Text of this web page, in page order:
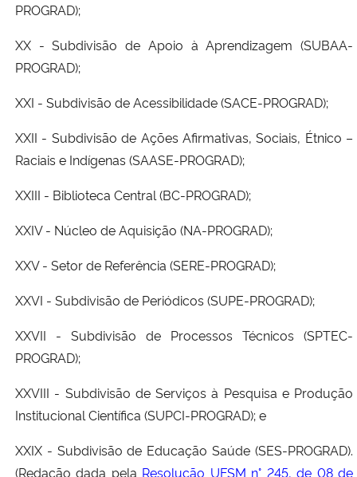
PROGRAD);
XX - Subdivisão de Apoio à Aprendizagem (SUBAA-
PROGRAD);
XXI - Subdivisão de Acessibilidade (SACE-PROGRAD);
XXII - Subdivisão de Ações Afirmativas, Sociais, Étnico –
Raciais e Indígenas (SAASE-PROGRAD);
XXIII - Biblioteca Central (BC-PROGRAD);
XXIV - Núcleo de Aquisição (NA-PROGRAD);
XXV - Setor de Referência (SERE-PROGRAD);
XXVI - Subdivisão de Periódicos (SUPE-PROGRAD);
XXVII - Subdivisão de Processos Técnicos (SPTEC-
PROGRAD);
XXVIII - Subdivisão de Serviços à Pesquisa e Produção
Institucional Científica (SUPCI-PROGRAD); e
XXIX - Subdivisão de Educação Saúde (SES-PROGRAD).
(Redação dada pela Resolução UFSM n° 245, de 08 de